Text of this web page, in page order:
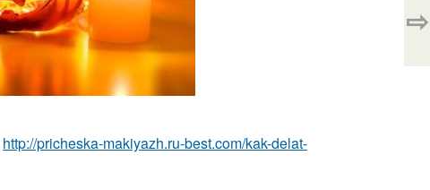
http://pricheska-makiyazh.ru-best.com/kak-delat-
⇨